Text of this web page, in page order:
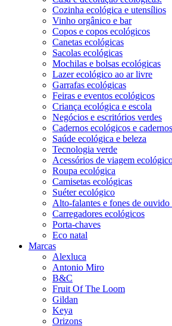
Cozinha ecológica e utensílios
Vinho orgânico e bar
Copos e copos ecológicos
Canetas ecológicas
Sacolas ecológicas
Mochilas e bolsas ecológicas
Lazer ecológico ao ar livre
Garrafas ecológicas
Feiras e eventos ecológicos
Criança ecológica e escola
Negócios e escritórios verdes
Cadernos ecológicos e cadernos
Saúde ecológica e beleza
Tecnologia verde
Acessórios de viagem
Roupa ecológica
Camisetas ecológicas
Suéter ecológico
Alto-falantes e fones de ouvido
Carregadores ecológicos
Porta-chaves
Eco natal
Marcas
Alexluca
Antonio Miro
B&C
Fruit Of The Loom
Gildan
Keya
Orizons